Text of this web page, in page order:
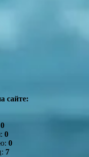
сайте:
0
0
0
7